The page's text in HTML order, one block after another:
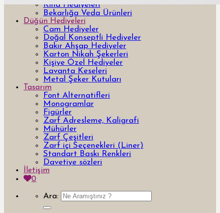
Kına Hediyeleri
Bekarlığa Veda Ürünleri
Düğün Hediyeleri
Cam Hediyeler
Doğal Konseptli Hediyeler
Bakır Ahşap Hediyeler
Karton Nikah Şekerleri
Kişiye Özel Hediyeler
Lavanta Keseleri
Metal Şeker Kutuları
Tasarım
Font Alternatifleri
Monogramlar
Figürler
Zarf Adresleme, Kaligrafi
Mühürler
Zarf Çeşitleri
Zarf içi Seçenekleri (Liner)
Standart Baskı Renkleri
Davetiye sözleri
İletişim
0
Ara: